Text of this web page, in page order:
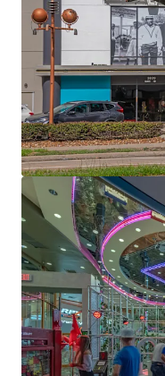
Copperfield
16311 Farm to Market
12.663 m²
Einzelhandel